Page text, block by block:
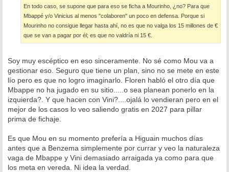
e
En todo caso, se supone que para eso se ficha a Mourinho, ¿no? Para que
Mbappé y/o Vinicius al menos "colaboren" un poco en defensa. Porque si
Mourinho no consigue llegar hasta ahí, no es que no valga los 15 millones de €
que se van a pagar por él; es que no valdría ni 15 €.
Soy muy escéptico en eso sinceramente. No sé como Mou va a
gestionar eso. Seguro que tiene un plan, sino no se mete en este
lío pero es que no logro imaginarlo. Floren habló el otro día que
Mbappe no ha jugado en su sitio.....o sea planean ponerlo en la
izquierda?. Y que hacen con Vini?....ojalá lo vendieran pero en el
mejor de los casos lo veo saliendo gratis en 2027 para pillar
prima de fichaje.
Es que Mou en su momento prefería a Higuain muchos días
antes que a Benzema simplemente por currar y veo la naturaleza
vaga de Mbappe y Vini demasiado arraigada ya como para que
los meta en vereda. Ni idea la verdad.